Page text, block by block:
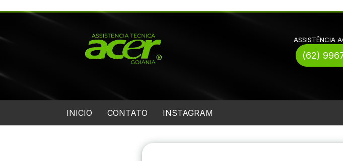
ASSISTÊNCIA
(62)
INICIO CONTATO INSTAGRAM